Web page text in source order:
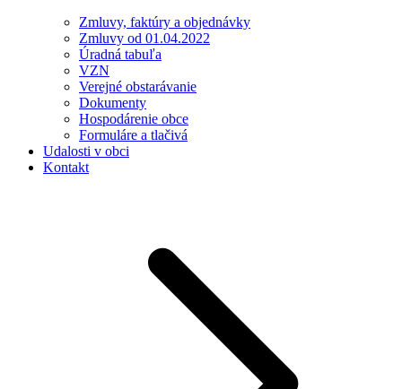
Zmluvy, faktúry a objednávky
Zmluvy od 01.04.2022
Úradná tabuľa
VZN
Verejné obstarávanie
Dokumenty
Hospodárenie obce
Formuláre a tlačivá
Udalosti v obci
Kontakt